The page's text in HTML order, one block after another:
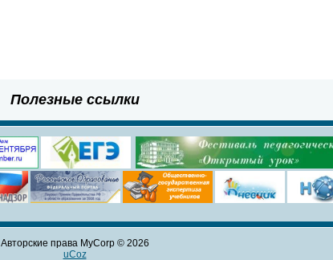
Полезные ссылки
Авторские права MyCorp © 2026
uCoz